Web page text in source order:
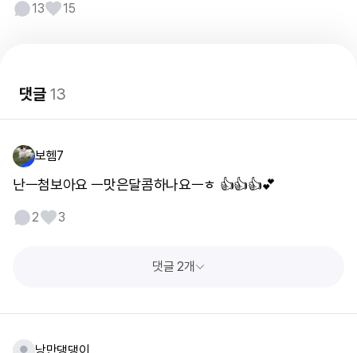
13 15
댓글13
보헴7
난ㅡ첨보아요 ㅡ맛은달콤하나요ㅡㅎ 👍👍👍💕
2 3
댓글 2개